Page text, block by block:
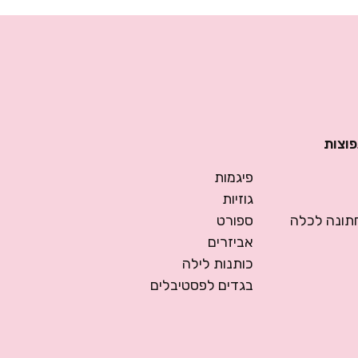
לכלה
פיגמות
גוזיות
ספורט
אביזרים
כותנות לילה
בגדים לפסטיבלים